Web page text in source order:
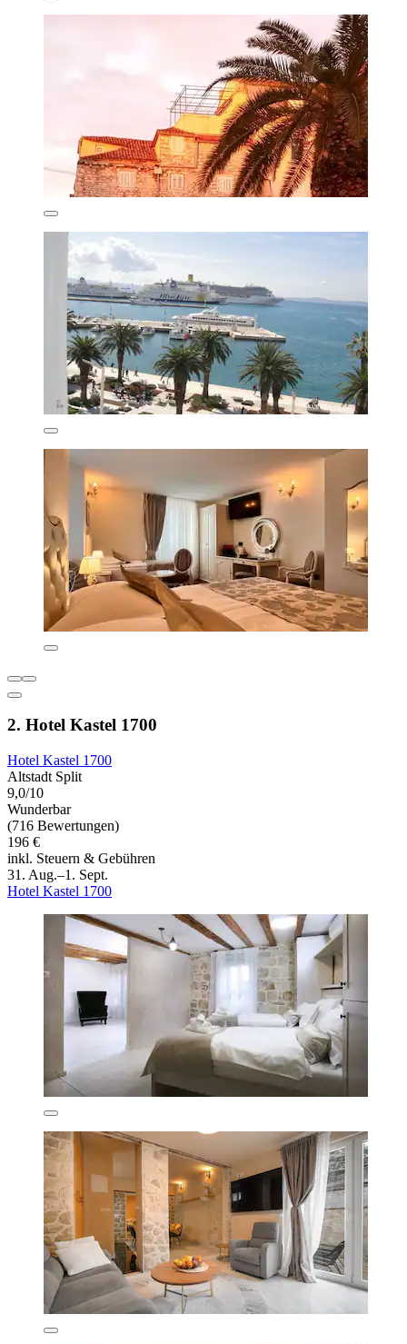
2. Hotel Kastel 1700
Hotel Kastel 1700
Altstadt Split
9,0/10
Wunderbar
(716 Bewertungen)
196 €
inkl. Steuern & Gebühren
31. Aug.–1. Sept.
Hotel Kastel 1700